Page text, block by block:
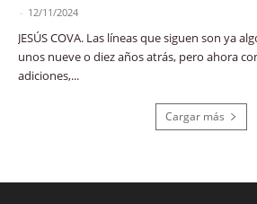
- 12/11/2024
JESÚS COVA. Las líneas que siguen son ya
unos nueve o diez años atrás, pero ahora
adiciones,...
Cargar más